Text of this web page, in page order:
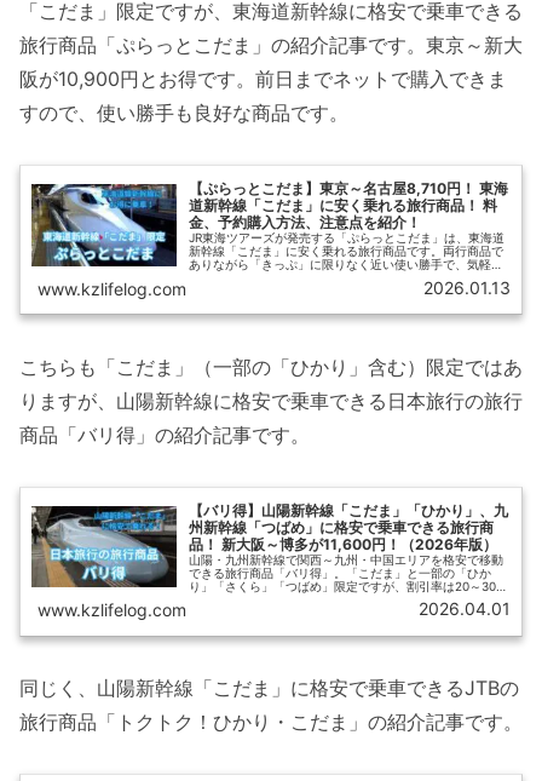
「こだま」限定ですが、東海道新幹線に格安で乗車できる
旅行商品「ぷらっとこだま」の紹介記事です。東京～新大
阪が10,900円とお得です。前日までネットで購入できま
すので、使い勝手も良好な商品です。
【ぷらっとこだま】東京～名古屋8,710円！ 東海
道新幹線「こだま」に安く乗れる旅行商品！ 料
金、予約購入方法、注意点を紹介！
JR東海ツアーズが発売する「ぷらっとこだま」は、東海道
新幹線「こだま」に安く乗れる旅行商品です。両行商品で
ありながら「きっぷ」に限りなく近い使い勝手で、気軽に
だま」の概要・料金に加えて、他の割引きっぷとの比較、
やすく解説します。
www.kzlifelog.com 2026.01.13
こちらも「こだま」（一部の「ひかり」含む）限定ではあ
りますが、山陽新幹線に格安で乗車できる日本旅行の旅行
商品「バリ得」の紹介記事です。
【バリ得】山陽新幹線「こだま」「ひかり」、九
州新幹線「つばめ」に格安で乗車できる旅行商
品！ 新大阪～博多が11,600円！（2026年版）
山陽・九州新幹線で関西～九州・中国エリアを格安で移動
できる旅行商品「バリ得」。「こだま」と一部の「ひか
り」「さくら」「つばめ」限定ですが、割引率は20～30％
以上で他の割引きっぷの追随を許しません。【ひさの乗り
鉄ブログ】では「バリ得」の最新情報に加えて、予約方
www.kzlifelog.com 2026.04.01
同じく、山陽新幹線「こだま」に格安で乗車できるJTBの
旅行商品「トクトク！ひかり・こだま」の紹介記事です。